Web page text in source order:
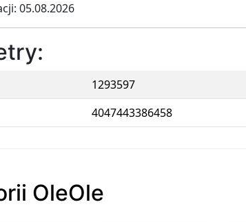
05.08.2026
1293597
4047443386458
OleOle